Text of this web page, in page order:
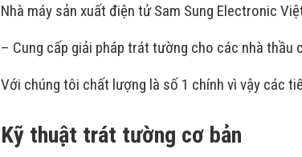
Nhà máy sản xuất điện tử Sam Sung Electronic
– Cung cấp giải pháp trát tường cho các nhà thầu
Với chúng tôi chất lượng là số 1 chính vì vậy các
Kỹ thuật trát tường cơ bản